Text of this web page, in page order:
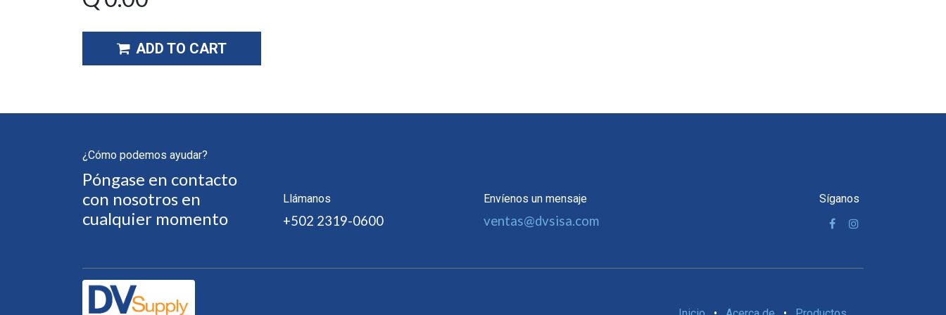
ADD TO CART
¿Cómo podemos ayudar?
Póngase en contacto
con nosotros en
cualquier momento
Llámanos
+502 2319-0600
Envíenos un mensaje
ventas@dvsisa.com
Síganos